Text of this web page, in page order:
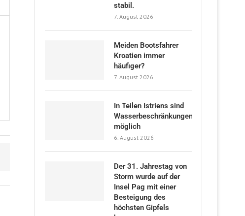
stabil.
7. August 2026
Meiden Bootsfahrer
Kroatien immer
häufiger?
7. August 2026
In Teilen Istriens sind
Wasserbeschränkungen
möglich
6. August 2026
Der 31. Jahrestag von
Storm wurde auf der
Insel Pag mit einer
Besteigung des
höchsten Gipfels